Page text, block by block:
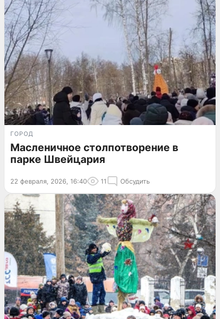
ГОРОД
Масленичное столпотворение в
парке Швейцария
22 февраля, 2026, 16:40 11 Обсудить